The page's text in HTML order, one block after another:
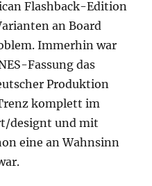
Flashback-Edition
an Board
Immerhin war
Fassung das
Produktion
komplett im
designt und mit
eine an Wahnsinn